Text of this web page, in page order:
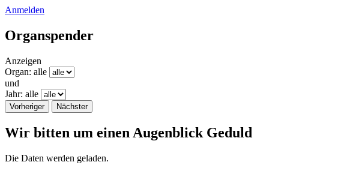
Anmelden
Organspender
Anzeigen
Organ: alle
und
Jahr: alle
Vorheriger Nächster
​Wir bitten um einen Augenblick Geduld
Die Daten werden geladen.